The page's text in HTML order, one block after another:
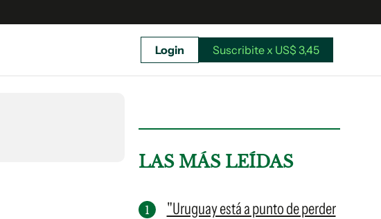
Login Suscribite x US$ 3,45
LAS MÁS LEÍDAS
"Uruguay está a punto de perder